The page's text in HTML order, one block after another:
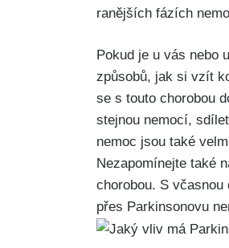
ranějších fázích
Pokud je u vás nebo
způsobů, jak si vzít
se s touto chorobou
stejnou nemocí,
nemoc jsou také
Nezapomínejte také
chorobou. S včasnou
přes Parkinsonovu